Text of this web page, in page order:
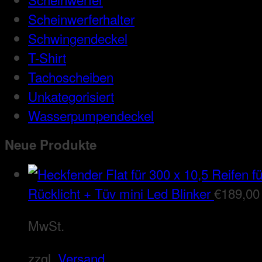
Scheinwerferhalter
Schwingendeckel
T-Shirt
Tachoscheiben
Unkategorisiert
Wasserpumpendeckel
Neue Produkte
Rücklicht + Tüv mini Led Blinker€189,00
MwSt.
zzgl. Versand